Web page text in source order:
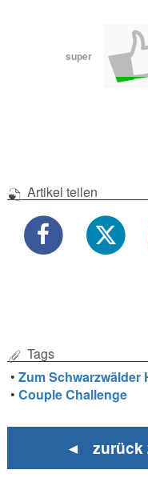
super
Artikel teilen
Tags
•Zum Schwarzwälder
•Couple Challenge
◄ zurück